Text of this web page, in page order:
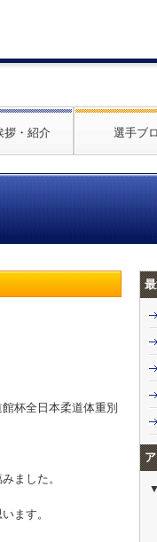
拶・紹介 選手ブ
杯全日本柔道体重別
ました。
ます。